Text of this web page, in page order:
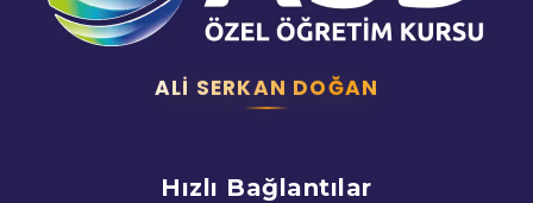
ALI SERKAN DOĞAN
Hızlı Bağlantılar